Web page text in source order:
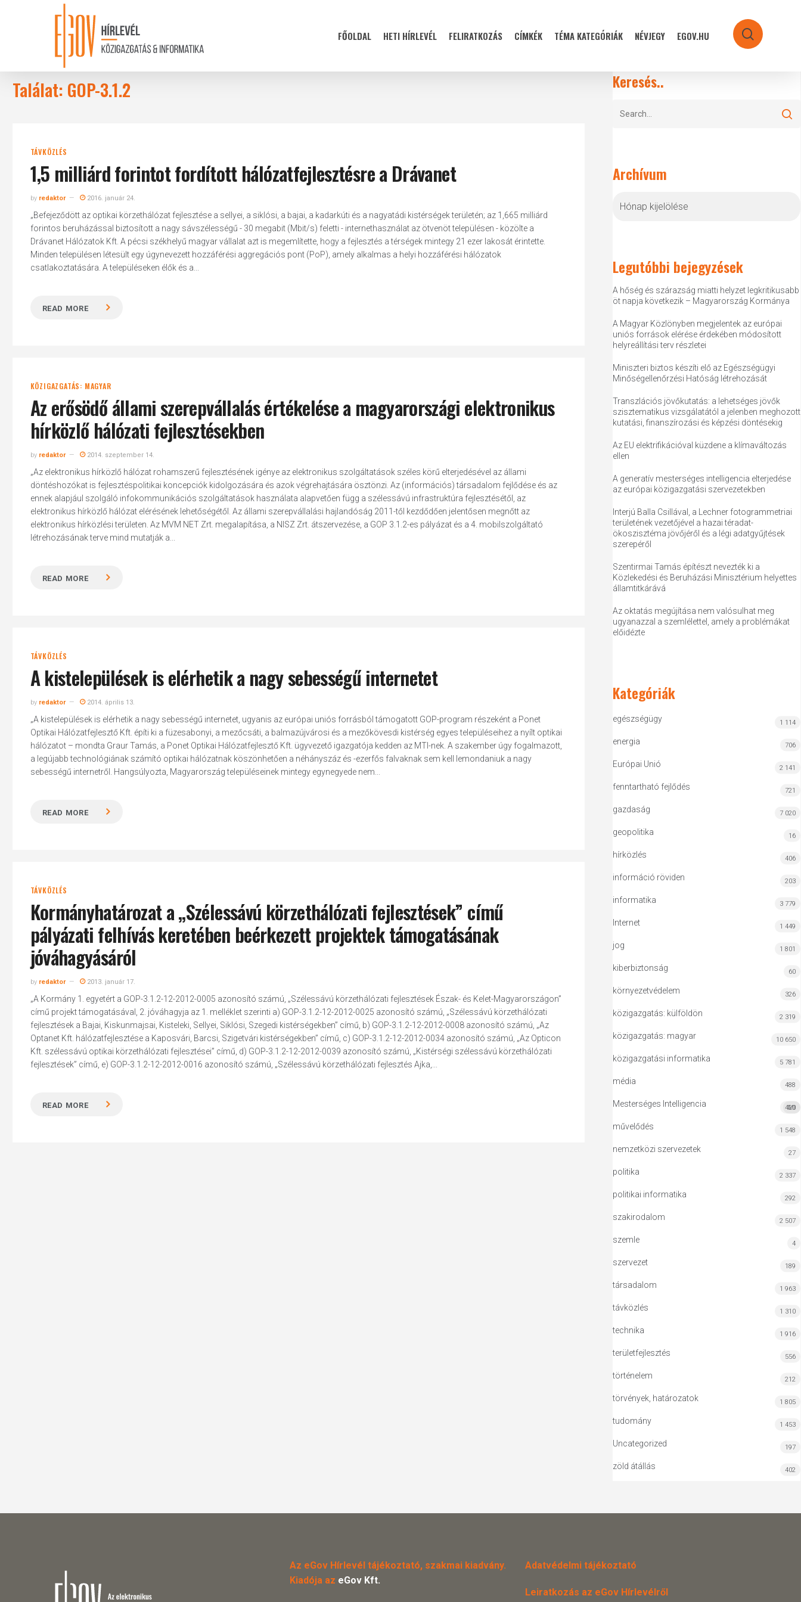
FŐOLDAL HETI HÍRLEVÉL FELIRATKOZÁS CÍMKÉK TÉMA KATEGÓRIÁK NÉVJEGY EGOV.HU search
Találat: GOP-3.1.2
TÁVKÖZLÉS
1,5 milliárd forintot fordított hálózatfejlesztésre a Drávanet
by redaktor 2016. január 24.
„Befejeződött az optikai körzethálózat fejlesztése a sellyei, a siklósi, a bajai, a kadarkúti és a nagyatádi kistérségek területén; az 1,665 milliárd
forintos beruházással biztosított a nagy sávszélességű - 30 megabit (Mbit/s) feletti - internethasználat az ötvenöt településen - közölte a
Drávanet Hálózatok Kft. A pécsi székhelyű magyar vállalat azt is megemlítette, hogy a fejlesztés a térségek mintegy 21 ezer lakosát érintette.
Minden településen létesült egy úgynevezett hozzáférési aggregációs pont (PoP), amely alkalmas a helyi hozzáférési hálózatok
csatlakoztatására. A településeken élők és a...
READ MORE
KÖZIGAZGATÁS: MAGYAR
Az erősödő állami szerepvállalás értékelése a magyarországi elektronikus
hírközlő hálózati fejlesztésekben
by redaktor 2014. szeptember 14.
„Az elektronikus hírközlő hálózat rohamszerű fejlesztésének igénye az elektronikus szolgáltatások széles körű elterjedésével az állami
döntéshozókat is fejlesztéspolitikai koncepciók kidolgozására és azok végrehajtására ösztönzi. Az (információs) társadalom fejlődése és az
ennek alapjául szolgáló infokommunikációs szolgáltatások használata alapvetően függ a szélessávú infrastruktúra fejlesztésétől, az
elektronikus hírközlő hálózat elérésének lehetőségétől. Az állami szerepvállalási hajlandóság 2011-től kezdődően jelentősen megnőtt az
elektronikus hírközlési területen. Az MVM NET Zrt. megalapítása, a NISZ Zrt. átszervezése, a GOP 3.1.2-es pályázat és a 4. mobilszolgáltató
létrehozásának terve mind mutatják a...
READ MORE
TÁVKÖZLÉS
A kistelepülések is elérhetik a nagy sebességű internetet
by redaktor 2014. április 13.
„A kistelepülések is elérhetik a nagy sebességű internetet, ugyanis az európai uniós forrásból támogatott GOP-program részeként a Ponet
Optikai Hálózatfejlesztő Kft. építi ki a füzesabonyi, a mezőcsáti, a balmazújvárosi és a mezőkövesdi kistérség egyes településeihez a nyílt optikai
hálózatot – mondta Graur Tamás, a Ponet Optikai Hálózatfejlesztő Kft. ügyvezető igazgatója kedden az MTI-nek. A szakember úgy fogalmazott,
a legújabb technológiának számító optikai hálózatnak köszönhetően a néhányszáz és -ezerfős falvaknak sem kell lemondaniuk a nagy
sebességű internetről. Hangsúlyozta, Magyarország településeinek mintegy egynegyede nem...
READ MORE
TÁVKÖZLÉS
Kormányhatározat a „Szélessávú körzethálózati fejlesztések” című
pályázati felhívás keretében beérkezett projektek támogatásának
jóváhagyásáról
by redaktor 2013. január 17.
„A Kormány 1. egyetért a GOP-3.1.2-12-2012-0005 azonosító számú, „Szélessávú körzethálózati fejlesztések Észak- és Kelet-Magyarországon”
című projekt támogatásával, 2. jóváhagyja az 1. melléklet szerinti a) GOP-3.1.2-12-2012-0025 azonosító számú, „Szélessávú körzethálózati
fejlesztések a Bajai, Kiskunmajsai, Kisteleki, Sellyei, Siklósi, Szegedi kistérségekben” című, b) GOP-3.1.2-12-2012-0008 azonosító számú, „Az
Optanet Kft. hálózatfejlesztése a Kaposvári, Barcsi, Szigetvári kistérségekben” című, c) GOP-3.1.2-12-2012-0034 azonosító számú, „Az Opticon
Kft. szélessávú optikai körzethálózati fejlesztései” című, d) GOP-3.1.2-12-2012-0039 azonosító számú, „Kistérségi szélessávú körzethálózati
fejlesztések” című, e) GOP-3.1.2-12-2012-0016 azonosító számú, „Szélessávú körzethálózati fejlesztés Ajka,...
READ MORE
Keresés..
Archívum
Legutóbbi bejegyzések
A hőség és szárazság miatti helyzet legkritikusabb
öt napja következik – Magyarország Kormánya
A Magyar Közlönyben megjelentek az európai
uniós források elérése érdekében módosított
helyreállítási terv részletei
Miniszteri biztos készíti elő az Egészségügyi
Minőségellenőrzési Hatóság létrehozását
Transzlációs jövőkutatás: a lehetséges jövők
szisztematikus vizsgálatától a jelenben meghozott
kutatási, finanszírozási és képzési döntésekig
Az EU elektrifikációval küzdene a klímaváltozás
ellen
A generatív mesterséges intelligencia elterjedése
az európai közigazgatási szervezetekben
Interjú Balla Csillával, a Lechner fotogrammetriai
területének vezetőjével a hazai téradat-
ökoszisztéma jövőjéről és a légi adatgyűjtések
szerepéről
Szentirmai Tamás építészt nevezték ki a
Közlekedési és Beruházási Minisztérium helyettes
államtitkárává
Az oktatás megújítása nem valósulhat meg
ugyanazzal a szemlélettel, amely a problémákat
előidézte
Kategóriák
egészségügy 1 114
energia 706
Európai Unió 2 141
fenntartható fejlődés 721
gazdaság 7 020
geopolitika 16
hírközlés 406
információ röviden 203
informatika 3 779
Internet 1 449
jog 1 801
kiberbiztonság 60
környezetvédelem 326
közigazgatás: külföldön 2 319
közigazgatás: magyar 10 650
közigazgatási informatika 5 781
média 488
Mesterséges Intelligencia MI
420
művelődés 1 548
nemzetközi szervezetek 27
politika 2 337
politikai informatika 292
szakirodalom 2 507
szemle 4
szervezet 189
társadalom 1 963
távközlés 1 310
technika 1 916
területfejlesztés 556
történelem 212
törvények, határozatok 1 805
tudomány 1 453
Uncategorized 197
zöld átállás 402
Az eGov Hírlevél tájékoztató, szakmai kiadvány.
Kiadója az eGov Kft.
Adatvédelmi tájékoztató
Leiratkozás az eGov Hírlevélről